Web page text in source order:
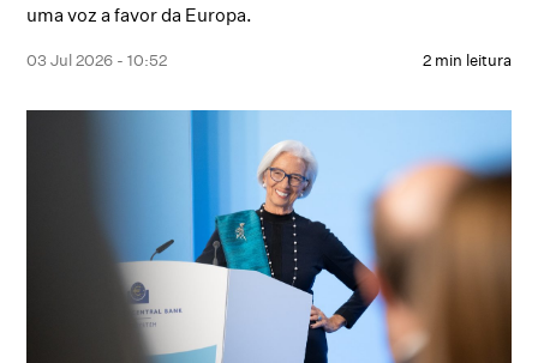
uma voz a favor da Europa.
03 Jul 2026 - 10:52 2 min leitura